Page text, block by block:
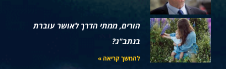
הורים, ממתי הדרך לאושר עוברת
בנתב"ג?
להמשך קריאה »